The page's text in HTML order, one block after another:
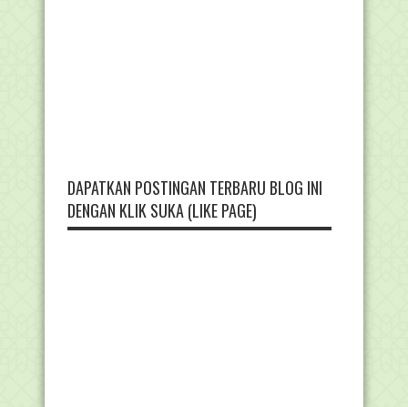
DAPATKAN POSTINGAN TERBARU BLOG INI
DENGAN KLIK SUKA (LIKE PAGE)